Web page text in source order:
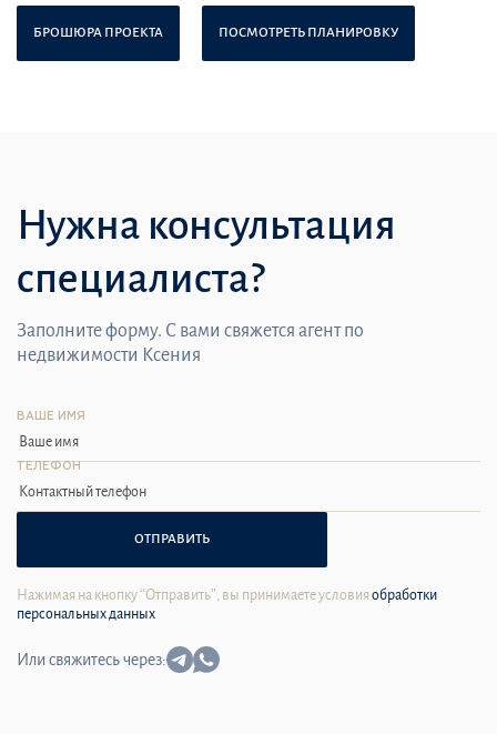
БРОШЮРА ПРОЕКТА ПОСМОТРЕТЬ ПЛАНИРОВКУ
Нужна консультация
специалиста?
Заполните форму. С вами свяжется агент по
недвижимости Ксения
ВАШЕ ИМЯ
ТЕЛЕФОН
ОТПРАВИТЬ
Нажимая на кнопку “Отправить”, вы принимаете условия обработки
персональных данных
Или свяжитесь через: